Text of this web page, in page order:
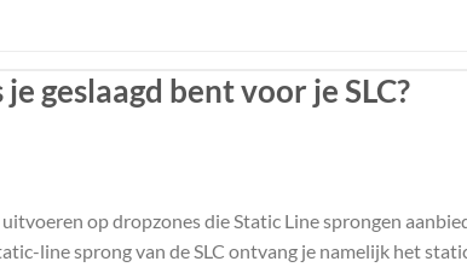
geslaagd bent voor je SLC?
op dropzones die Static Line sprongen
line sprong van de SLC ontvang je namelijk het